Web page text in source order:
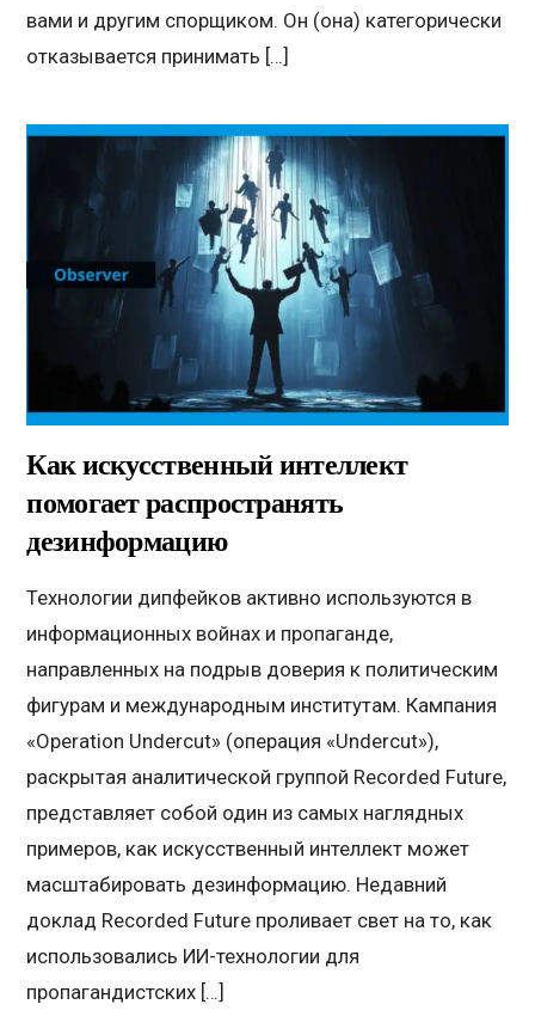
вами и другим спорщиком. Он (она) категорически
отказывается принимать […]
Как искусственный интеллект
помогает распространять
дезинформацию
Технологии дипфейков активно используются в
информационных войнах и пропаганде,
направленных на подрыв доверия к политическим
фигурам и международным институтам. Кампания
«Operation Undercut» (операция «Undercut»),
раскрытая аналитической группой Recorded Future,
представляет собой один из самых наглядных
примеров, как искусственный интеллект может
масштабировать дезинформацию. Недавний
доклад Recorded Future проливает свет на то, как
использовались ИИ-технологии для
пропагандистских […]